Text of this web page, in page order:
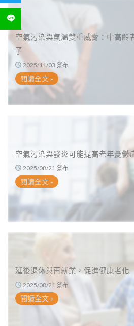
空氣污染與氣溫雙重威脅：中高齡
子
2025/11/03 發布
閱讀全文 »
空氣污染與發炎可能提高老年憂鬱
2025/08/21 發布
閱讀全文 »
延後退休與再就業，促進健康老化
2025/08/21 發布
閱讀全文 »